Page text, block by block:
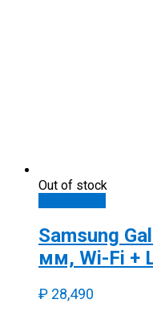
Out of stock
Samsung
мм, Wi-Fi +
₽ 28,490